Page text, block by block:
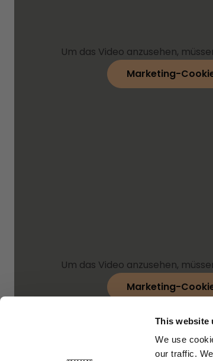
This website
We use
our traffic.
Um das Video anzusehen,
Marketing-
Um das Video anzusehen,
Marketing-